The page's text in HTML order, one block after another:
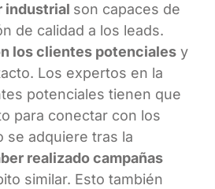
industrial son capaces de
de calidad a los leads.
los clientes potenciales y
Los expertos en la
potenciales tienen que
para conectar con los
se adquiere tras la
realizado campañas
similar. Esto también